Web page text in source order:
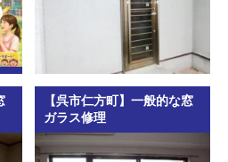
【呉市仁方町】一般的な窓
ガラス修理